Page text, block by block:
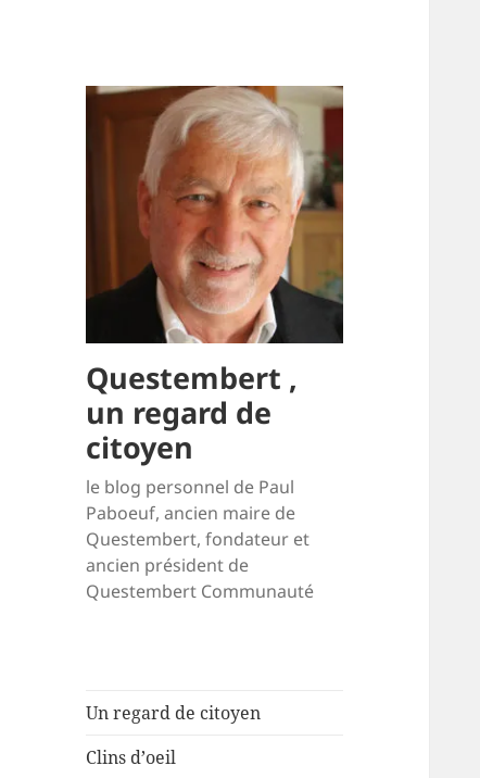
Questembert ,
un regard de
citoyen
le blog personnel de Paul
Paboeuf, ancien maire de
Questembert, fondateur et
ancien président de
Questembert Communauté
Un regard de citoyen
Clins d’oeil